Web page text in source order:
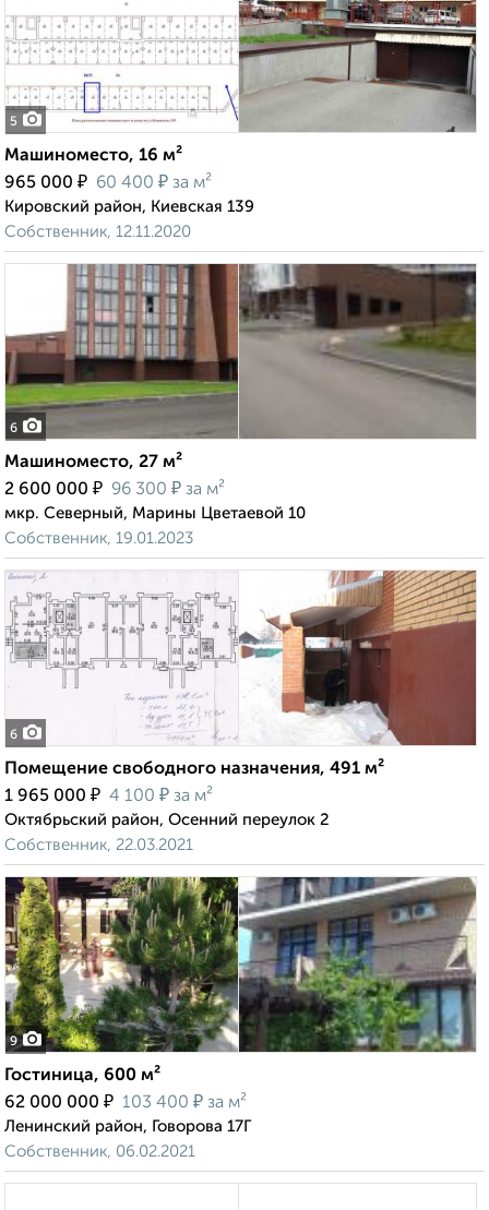
5
Машиноместо, 16 м²
965 000 ₽ 60 400 ₽ за м²
Кировский район, Киевская 139
Собственник, 12.11.2020
6
Машиноместо, 27 м²
2 600 000 ₽ 96 300 ₽ за м²
мкр. Северный, Марины Цветаевой 10
Собственник, 19.01.2023
6
Помещение свободного назначения, 491 м²
1 965 000 ₽ 4 100 ₽ за м²
Октябрьский район, Осенний переулок 2
Собственник, 22.03.2021
9
Гостиница, 600 м²
62 000 000 ₽ 103 400 ₽ за м²
Ленинский район, Говорова 17Г
Собственник, 06.02.2021